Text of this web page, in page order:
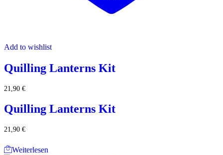
Add to wishlist
Quilling Lanterns Kit
21,90 €
Quilling Lanterns Kit
21,90 €
Weiterlesen